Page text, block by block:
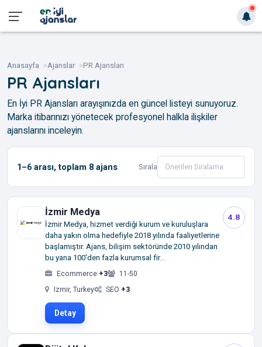
Anasayfa Ajanslar PR Ajansları
PR Ajansları
En İyi PR Ajansları arayışınızda en güncel listeyi sunuyoruz.
Marka itibarınızı yönetecek profesyonel halkla ilişkiler
ajanslarını inceleyin.
1–6 arası, toplam 8 ajans Sırala
İzmir Medya
İzmir Medya, hizmet verdiği kurum ve kuruluşlara
daha yakın olma hedefiyle 2018 yılında faaliyetlerine
başlamıştır. Ajans, bilişim sektöründe 2010 yılından
bu yana 100'den fazla kurumsal fir...
Ecommerce +3
11-50
Izmir, Turkey
SEO +3
Detay
4.8